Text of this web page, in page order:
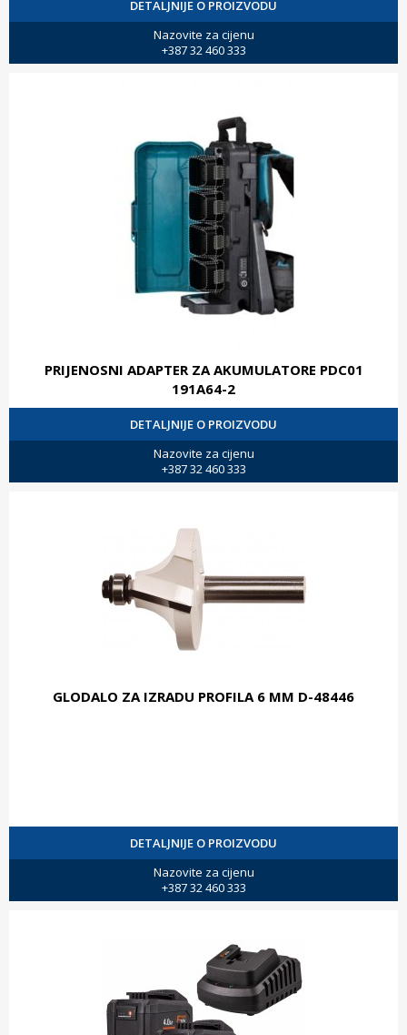
DETALJNIJE O PROIZVODU
Nazovite za cijenu
+387 32 460 333
PRIJENOSNI ADAPTER ZA AKUMULATORE PDC01
191A64-2
DETALJNIJE O PROIZVODU
Nazovite za cijenu
+387 32 460 333
GLODALO ZA IZRADU PROFILA 6 MM D-48446
DETALJNIJE O PROIZVODU
Nazovite za cijenu
+387 32 460 333